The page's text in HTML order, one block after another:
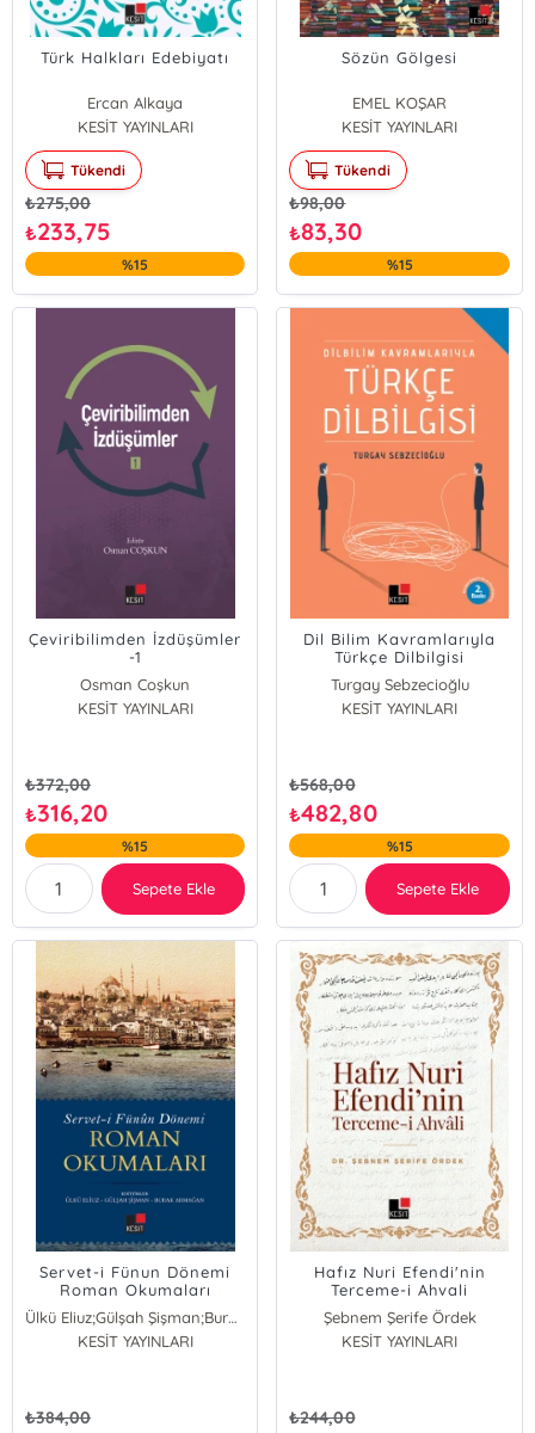
Türk Halkları Edebiyatı
Ercan Alkaya
Umurzoq Jumanazarov
Guljahon Jumanazarova
KESİT YAYINLARI
Tükendi
₺275,00
₺233,75
%15
Sözün Gölgesi
EMEL KOŞAR
KESİT YAYINLARI
Tükendi
₺98,00
₺83,30
%15
Çeviribilimden İzdüşümler
-1
Osman Coşkun
KESİT YAYINLARI
₺372,00
₺316,20
%15
Sepete Ekle
Dil Bilim Kavramlarıyla
Türkçe Dilbilgisi
Turgay Sebzecioğlu
KESİT YAYINLARI
₺568,00
₺482,80
%15
Sepete Ekle
Servet-i Fünun Dönemi
Roman Okumaları
Ülkü Eliuz;Gülşah Şişman;Burak Yilmaz
KESİT YAYINLARI
₺384,00
Hafız Nuri Efendi'nin
Terceme-i Ahvali
Şebnem Şerife Ördek
KESİT YAYINLARI
₺244,00